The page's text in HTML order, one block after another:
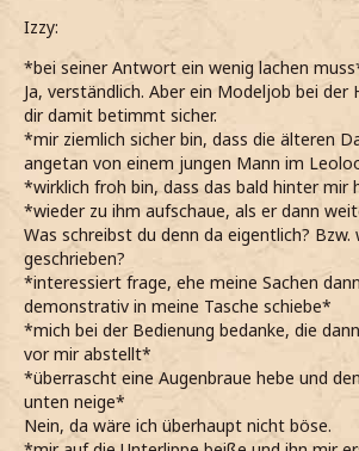
Izzy:
*bei seiner Antwort ein wenig lachen
Ja, verständlich. Aber ein Modeljob bei der
dir damit betimmt sicher.
*mir ziemlich sicher bin, dass die älteren
angetan von einem jungen Mann im
*wirklich froh bin, dass das bald hinter mir
*wieder zu ihm aufschaue, als er dann
Was schreibst du denn da eigentlich?
geschrieben?
*interessiert frage, ehe meine Sachen
demonstrativ in meine Tasche schiebe*
*mich bei der Bedienung bedanke, die
vor mir abstellt*
*überrascht eine Augenbraue hebe und
unten neige*
Nein, da wäre ich überhaupt nicht böse.